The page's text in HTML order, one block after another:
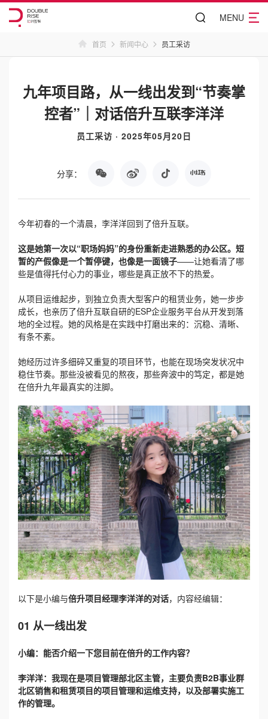
MENU
首页 新闻中心 员工采访
九年项目路，从一线出发到“节奏掌
控者”｜对话倍升互联李洋洋
员工采访 · 2025年05月20日
分享：
今年初春的一个清晨，李洋洋回到了倍升互联。
这是她第一次以“职场妈妈”的身份重新走进熟悉的办公区。短
暂的产假像是一个暂停键，也像是一面镜子——让她看清了哪
些是值得托付心力的事业，哪些是真正放不下的热爱。
从项目运维起步，到独立负责大型客户的租赁业务，她一步步
成长，也亲历了倍升互联自研的ESP企业服务平台从开发到落
地的全过程。她的风格是在实践中打磨出来的：沉稳、清晰、
有条不紊。
她经历过许多细碎又重复的项目环节，也能在现场突发状况中
稳住节奏。那些没被看见的熬夜，那些奔波中的笃定，都是她
在倍升九年最真实的注脚。
以下是小编与倍升项目经理李洋洋的对话，内容经编辑：
01 从一线出发
小编：能否介绍一下您目前在倍升的工作内容？
李洋洋： 我现在是项目管理部北区主管，主要负责B2B事业群
北区销售和租赁项目的项目管理和运维支持，以及部署实施工
作的管理。